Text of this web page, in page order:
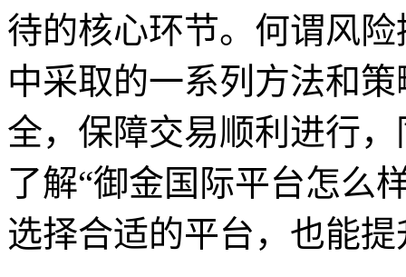
待的核心环节。何谓风
中采取的一系列方法和
全，保障交易顺利进行
了解“御金国际平台怎么
选择合适的平台，也能